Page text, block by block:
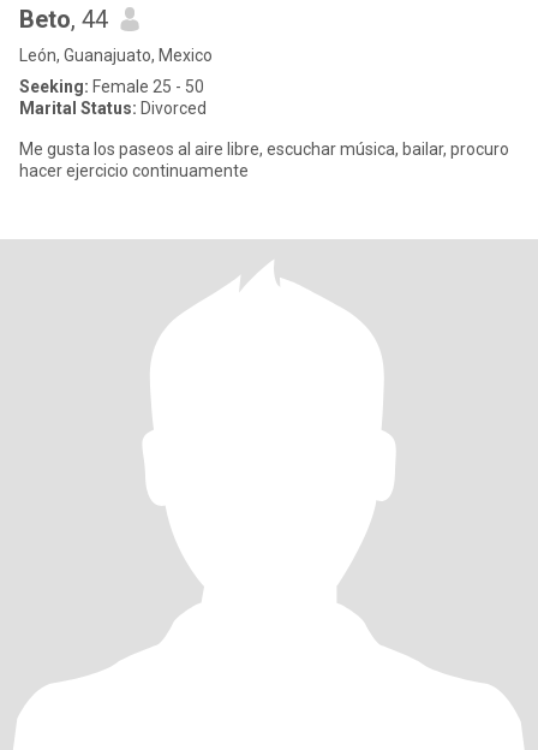
Beto, 44
León, Guanajuato, Mexico
Seeking: Female 25 - 50
Marital Status: Divorced
Me gusta los paseos al aire libre, escuchar música, bailar, procuro
hacer ejercicio continuamente